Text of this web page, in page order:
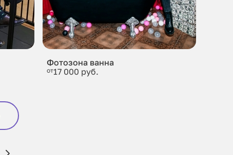
Фотозона ванна
от17 000 руб.